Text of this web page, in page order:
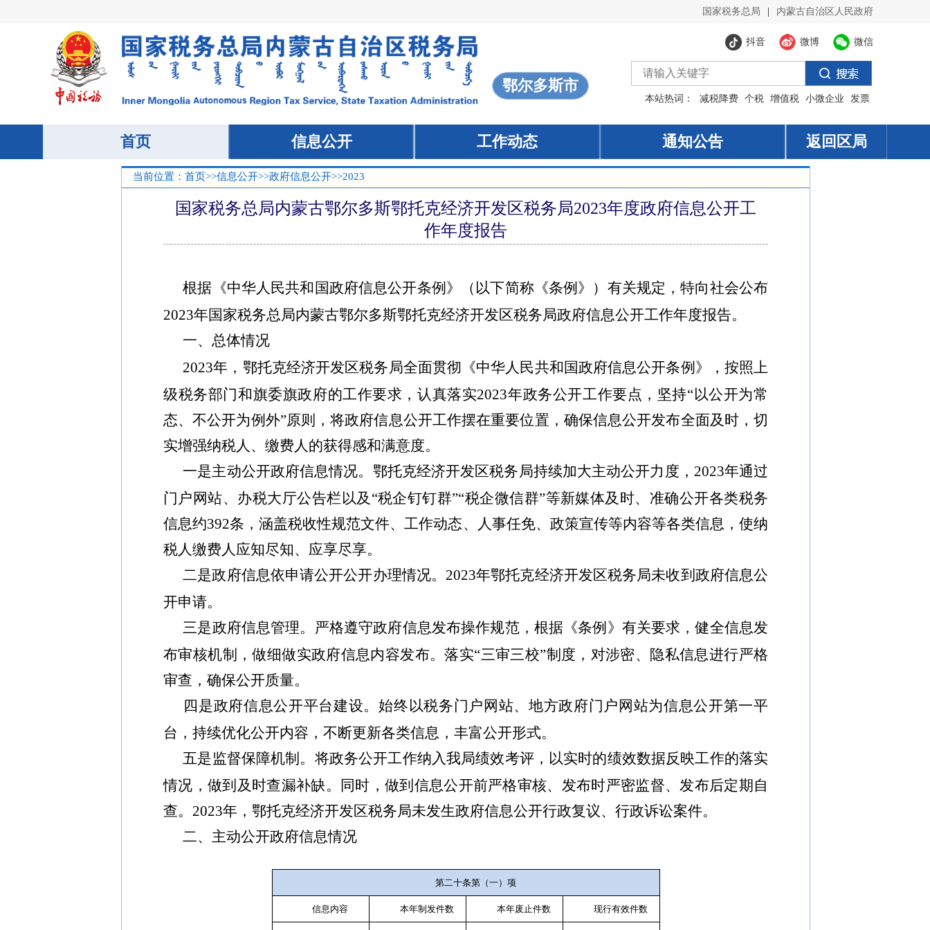
当前位置： 首页>>信息公开>>政府信息公开>>2023
国家税务总局内蒙古鄂尔多斯鄂托克经济开发区税务局2023年度政府信息公开工
作年度报告
根据《中华人民共和国政府信息公开条例》（以下简称《条例》）有关规定，特向社会公布
2023年国家税务总局内蒙古鄂尔多斯鄂托克经济开发区税务局政府信息公开工作年度报告。
一、总体情况
2023年，鄂托克经济开发区税务局全面贯彻《中华人民共和国政府信息公开条例》，按照上
级税务部门和旗委旗政府的工作要求，认真落实2023年政务公开工作要点，坚持“以公开为常
态、不公开为例外”原则，将政府信息公开工作摆在重要位置，确保信息公开发布全面及时，切
实增强纳税人、缴费人的获得感和满意度。
一是主动公开政府信息情况。 鄂托克经济开发区税务局持续加大主动公开力度， 2023年通过
门户网站、办税大厅公告栏以及 “税企钉钉群”“税企微信群”等新媒体及时、准确公开各类税务
信息约392条，涵盖税收性规范文件、工作动态、人事任免、政策宣传等内容等各类信息，使纳
税人缴费人应知尽知、应享尽享。
二是政府信息依申请公开公开办理情况。 2023年鄂托克经济开发区税务局未收到政府信息公
开申请。
三是政府信息管理。 严格遵守政府信息发布操作规范， 根据《条例》有关要求，健全信息发
布审核机制 ，做细做实政府信息内容发布。落实“三审三校”制度，对涉密、隐私信息进行严格
审查，确保公开质量。
四是政府信息公开平台建设。始终 以税务门户网站、地方政府门户网站为信息公开第一平
台，持续优化公开内容， 不断更新各类信息， 丰富公开形式。
五是监督保障机制。 将政务公开工作纳入我局绩效考评，以实时的绩效数据反映工作的落实
情况，做到及时查漏补缺。
同时，做到信息公开前严格审核、发布时严密监督、发布后定期自
查。 2023年， 鄂托克经济开发区税务局未发生政府信息公开行政复议、行政诉讼案件。
二、主动公开政府信息情况
第二十条第（一）项
信息内容 本年制发件数 本年废止件数 现行有效件数